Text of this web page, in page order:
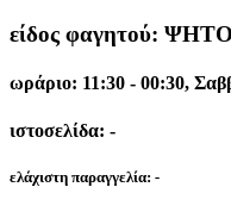
είδος φαγητού:
ωράριο: 11:30 - 00:30,
ιστοσελίδα: -
ελάχιστη παραγγελία: -